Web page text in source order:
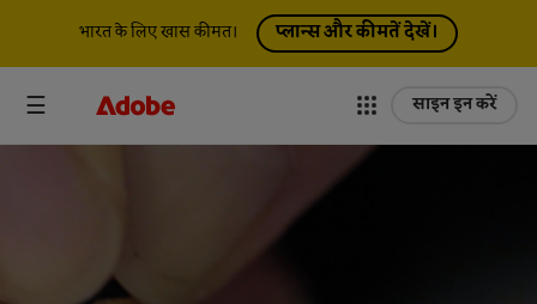
भारत के लिए खास कीमत। प्लान्स और कीमतें देखें।
साइन इन करें